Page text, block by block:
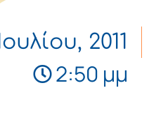
2011
2:50 μμ